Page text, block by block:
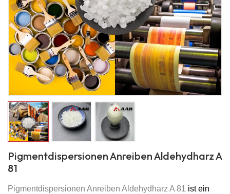
Pigmentdispersionen Anreiben Aldehydharz A
81
Pigmentdispersionen Anreiben Aldehydharz A 81 ist ein